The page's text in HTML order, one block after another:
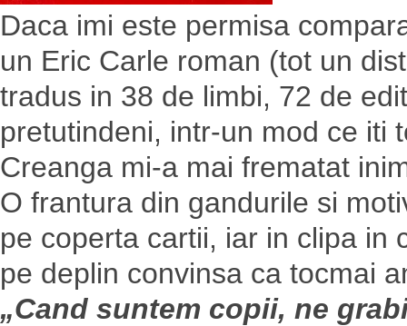
Daca imi este permisa
un Eric Carle roman (tot un
tradus in 38 de limbi, 72 de
pretutindeni, intr-un mod ce iti
Creanga mi-a mai frematat
O frantura din gandurile si
pe coperta cartii, iar in clipa in
pe deplin convinsa ca tocmai
„Cand suntem copii, ne